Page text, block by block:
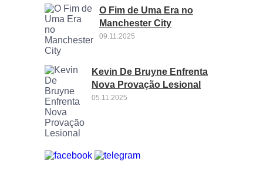
O Fim de Uma Era no
Manchester City
09.11.2025
Kevin De Bruyne Enfrenta
Nova Provação Lesional
05.11.2025